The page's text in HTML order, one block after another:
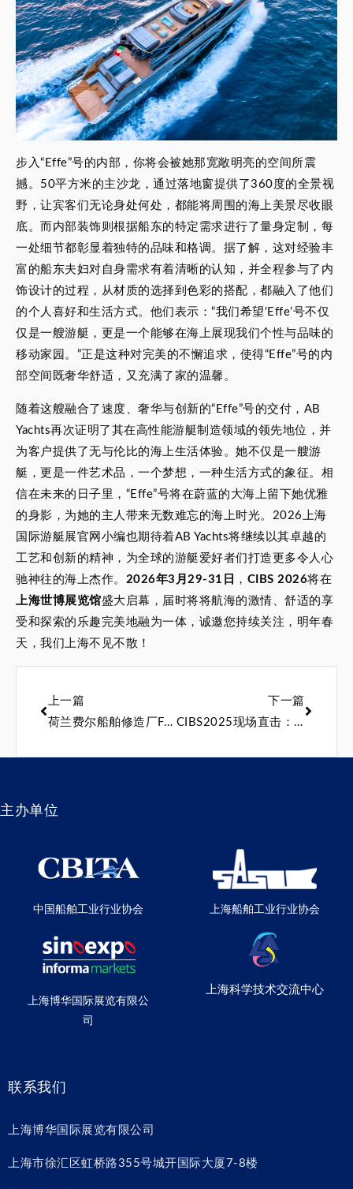
步入“Effe”号的内部，你将会被她那宽敞明亮的空间所震
撼。50平方米的主沙龙，通过落地窗提供了360度的全景视
野，让宾客们无论身处何处，都能将周围的海上美景尽收眼
底。而内部装饰则根据船东的特定需求进行了量身定制，每
一处细节都彰显着独特的品味和格调。据了解，这对经验丰
富的船东夫妇对自身需求有着清晰的认知，并全程参与了内
饰设计的过程，从材质的选择到色彩的搭配，都融入了他们
的个人喜好和生活方式。他们表示：“我们希望‘Effe’号不仅
仅是一艘游艇，更是一个能够在海上展现我们个性与品味的
移动家园。”正是这种对完美的不懈追求，使得“Effe”号的内
部空间既奢华舒适，又充满了家的温馨。
随着这艘融合了速度、奢华与创新的“Effe”号的交付，AB
Yachts再次证明了其在高性能游艇制造领域的领先地位，并
为客户提供了无与伦比的海上生活体验。她不仅是一艘游
艇，更是一件艺术品，一个梦想，一种生活方式的象征。相
信在未来的日子里，“Effe”号将在蔚蓝的大海上留下她优雅
的身影，为她的主人带来无数难忘的海上时光。2026上海
国际游艇展官网小编也期待着AB Yachts将继续以其卓越的
工艺和创新的精神，为全球的游艇爱好者们打造更多令人心
驰神往的海上杰作。 2026年3月29-31日 ， CIBS 2026将在
上海世博展览馆盛大启幕，届时将将航海的激情、舒适的享
受和探索的乐趣完美地融为一体，诚邀您持续关注，明年春
天，我们上海不见不散！
上一篇
荷兰费尔船舶修造厂Feadship推出80米零排放探索型游艇Valor
下一篇
CIBS2025现场直击：船舶行业也在“卷”科技，这些技术必须关注
主办单位
中国船舶工业行业协会
上海博华国际展览有限公
司
上海船舶工业行业协会
上海科学技术交流中心
联系我们
上海博华国际展览有限公司
上海市徐汇区虹桥路355号城开国际大厦7-8楼